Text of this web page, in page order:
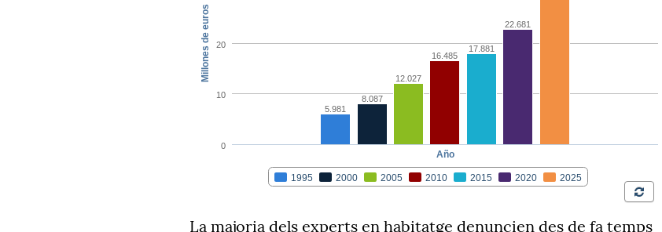
La majoria dels experts en habitatge denuncien des de fa temps